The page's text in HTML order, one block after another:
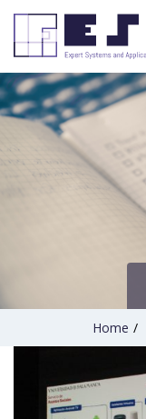
Home /